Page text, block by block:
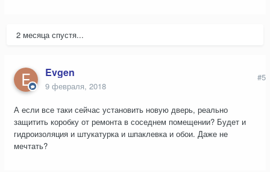
2 месяца спустя...
Evgen
9 февраля, 2018
#5
А если все таки сейчас установить новую дверь, реально
защитить коробку от ремонта в соседнем помещении? Будет и
гидроизоляция и штукатурка и шпаклевка и обои. Даже не
мечтать?